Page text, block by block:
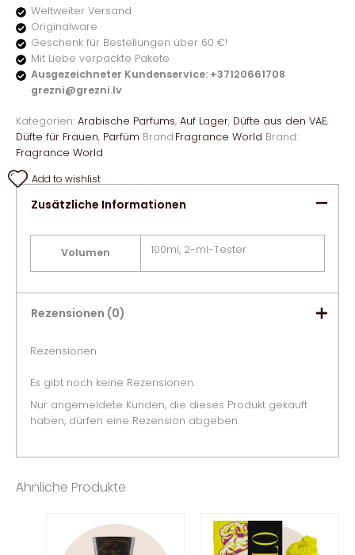
Weltweiter Versand
Originalware
Geschenk für Bestellungen über 60 €!
Mit Liebe verpackte Pakete
Ausgezeichneter Kundenservice: +37120661708
grezni@grezni.lv
Kategorien: Arabische Parfums, Auf Lager, Düfte aus den VAE,
Düfte für Frauen, Parfüm Brand:Fragrance World Brand:
Fragrance World
Add to wishlist
Zusätzliche Informationen
Volumen 100ml, 2-ml-Tester
Rezensionen (0)
Rezensionen
Es gibt noch keine Rezensionen.
Nur angemeldete Kunden, die dieses Produkt gekauft
haben, dürfen eine Rezension abgeben.
Ähnliche Produkte